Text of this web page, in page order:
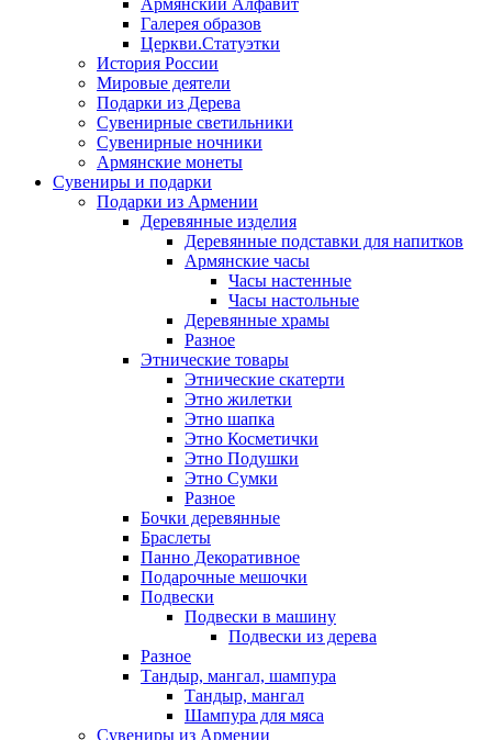
Армянский Алфавит
Галерея образов
Церкви.Статуэтки
История России
Мировые деятели
Подарки из Дерева
Сувенирные светильники
Сувенирные ночники
Армянские монеты
Сувениры и подарки
Подарки из Армении
Деревянные изделия
Деревянные подставки для напитков
Армянские часы
Часы настенные
Часы настольные
Деревянные храмы
Разное
Этнические товары
Этнические скатерти
Этно жилетки
Этно шапка
Этно Косметички
Этно Подушки
Этно Сумки
Разное
Бочки деревянные
Браслеты
Панно Декоративное
Подарочные мешочки
Подвески
Подвески в машину
Подвески из дерева
Разное
Тандыр, мангал, шампура
Тандыр, мангал
Шампура для мяса
Сувениры из Армении